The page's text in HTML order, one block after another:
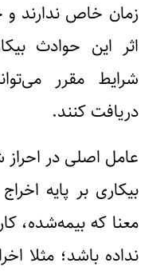
زمان خاص ندارند و
اثر این حوادث
شرایط مقرر
دریافت کنند.
عامل اصلی در
بیکاری بر پایه
معنا که بیمه‌شده،
نداده باشد؛ مثلا